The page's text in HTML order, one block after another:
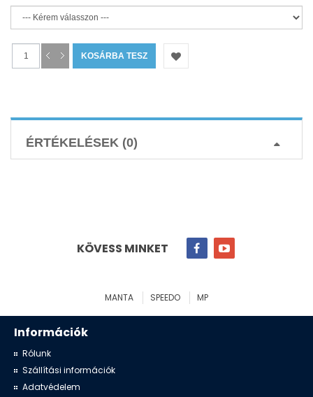
ÉRTÉKELÉSEK (0)
KÖVESS MINKET
MANTA SPEEDO MP
Információk
Rólunk
Szállítási információk
Adatvédelem